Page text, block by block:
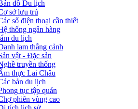
đồ Du lịch
sở lưu trú
số điện thoại cần thiết
thống ngân hàng
du lịch
lam thắng cảnh
vật - Đặc sản
truyền thống
thực Lai Châu
bản du lịch
tục tập quán
phiên vùng cao